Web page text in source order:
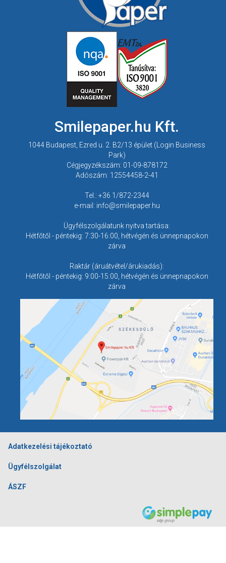
Smilepaper.hu Kft.
1044 Budapest, Ezred u. 2. B2/13 épület (Login Business
Park)
Cégjegyzékszám: 01-09-878172
Adószám: 12554458-2-41
Tel.: +36 1/872-2344
e-mail: info@smilepaper.hu
Ügyfélszolgálatunk nyitva tartása:
Hétfőtől - péntekig: 7:30-16:00, hétvégén és ünnepnapokon
zárva
Raktár (áruátvétel/árukiadás):
Hétfőtől - péntekig: 9:00-15:00, hétvégén és ünnepnapokon
zárva
Adatkezelési tájékoztató
Ügyfélszolgálat
ÁSZF